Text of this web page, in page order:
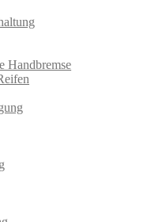
Handbremse